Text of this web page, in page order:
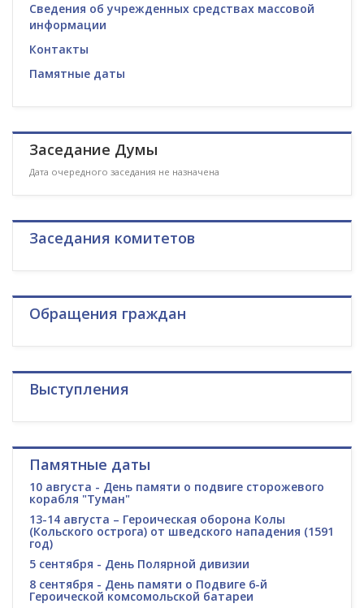
Сведения об учрежденных средствах массовой
информации
Контакты
Памятные даты
Заседание Думы
Дата очередного заседания не назначена
Заседания комитетов
Обращения граждан
Выступления
Памятные даты
10 августа - День памяти о подвиге сторожевого
корабля "Туман"
13-14 августа – Героическая оборона Колы
(Кольского острога) от шведского нападения (1591
год)
5 сентября - День Полярной дивизии
8 сентября - День памяти о Подвиге 6-й
Героической комсомольской батареи